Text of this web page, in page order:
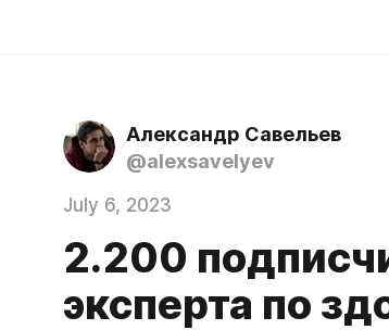
Александр Савельев
@alexsavelyev
July 6, 2023
2.200
эксперта по